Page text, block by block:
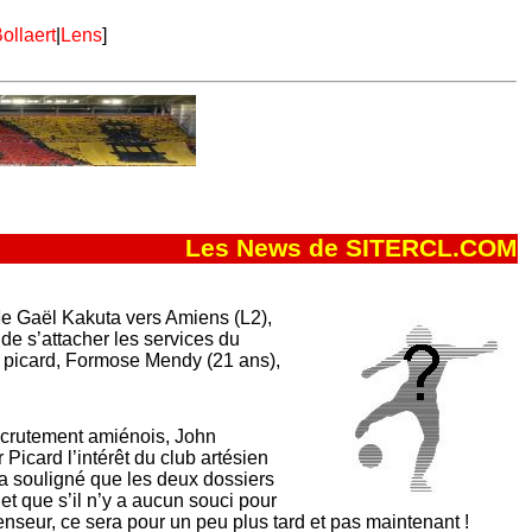
| Lens]
Les News de SITERCL.COM
Gaël Kakuta vers Amiens (L2),
s’attacher les services du
Formose Mendy (21 ans),
amiénois, John
l’intérêt du club artésien
souligné que les deux dossiers
que s’il n’y a aucun souci pour
ce sera pour un peu plus tard et pas maintenant !